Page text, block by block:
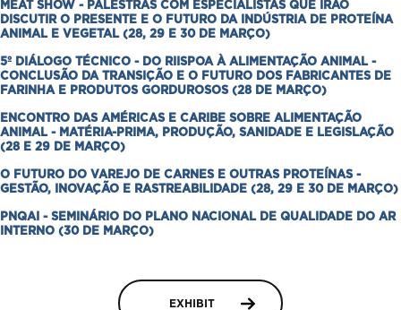
Contato
Credenciamento
Prêmio Carne Forte
MEAT SHOW - PALESTRAS COM ESPECIALISTAS QUE IRÃO
DISCUTIR O PRESENTE E O FUTURO DA INDÚSTRIA DE PROTEÍNA
ANIMAL E VEGETAL (28, 29 E 30 DE MARÇO)
5º DIÁLOGO TÉCNICO - DO RIISPOA À ALIMENTAÇÃO ANIMAL -
CONCLUSÃO DA TRANSIÇÃO E O FUTURO DOS FABRICANTES DE
FARINHA E PRODUTOS GORDUROSOS (28 DE MARÇO)
ENCONTRO DAS AMÉRICAS E CARIBE SOBRE ALIMENTAÇÃO
ANIMAL - MATÉRIA-PRIMA, PRODUÇÃO, SANIDADE E LEGISLAÇÃO
(28 E 29 DE MARÇO)
O FUTURO DO VAREJO DE CARNES E OUTRAS PROTEÍNAS -
GESTÃO, INOVAÇÃO E RASTREABILIDADE (28, 29 E 30 DE MARÇO)
PNQAI - SEMINÁRIO DO PLANO NACIONAL DE QUALIDADE DO AR
INTERNO (30 DE MARÇO)
EXHIBIT